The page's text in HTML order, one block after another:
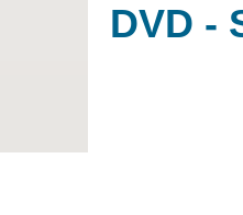
DVD -